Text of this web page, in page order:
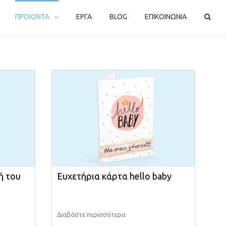
ΠΡΟΙΟΝΤΑ ΕΡΓΑ BLOG ΕΠΙΚΟΙΝΩΝΙΑ
του Ευχετήρια κάρτα hello baby
Διαβάστε περισσότερα